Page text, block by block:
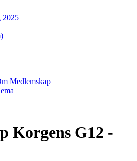
2025
Medlemskap
Korgens G12 -